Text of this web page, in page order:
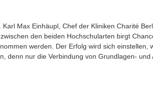
Max Einhäupl, Chef der Kliniken Charité
den beiden Hochschularten birgt
werden. Der Erfolg wird sich einstellen,
denn nur die Verbindung von Grundlagen- und